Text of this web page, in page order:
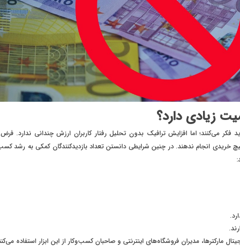
زیادی دارد؟
فکر می‌کنند؛ اما افزایش ترافیک بدون تحلیل رفتار کاربران ارزش چندانی ندارد.
اما هیچ خریدی انجام ندهند. در چنین شرایطی دانستن تعداد بازدیدکنندگان کمکی به رشد
مارکترها، مدیران فروشگاه‌های اینترنتی و صاحبان کسب‌وکار از این ابزار استفاده